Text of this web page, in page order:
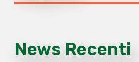
News Recenti